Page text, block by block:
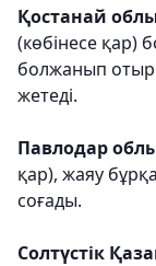
Қостанай
(көбінесе қар)
болжанып отыр.
жетеді.
Павлодар
қар), жаяу
соғады.
Солтүстік